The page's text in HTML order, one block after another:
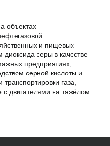
объектах
и пищевых
диоксида серы в качестве
предприятиях,
серной кислоты и
газа,
с двигателями на тяжёлом